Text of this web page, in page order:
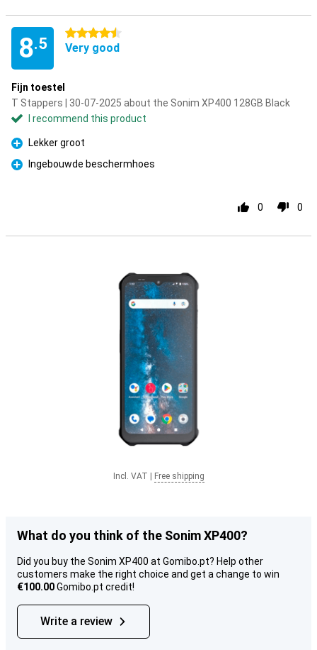
8.5
4.5 stars
Very good
Fijn toestel
T Stappers | 30-07-2025 about the Sonim XP400 128GB Black
I recommend this product
Pro
Lekker groot
Pro
Ingebouwde beschermhoes
0 0
Incl. VAT Free shipping
What do you think of the Sonim XP400?
Did you buy the Sonim XP400 at Gomibo.pt? Help other
customers make the right choice and get a change to win
€100.00Gomibo.pt credit!
Write a review